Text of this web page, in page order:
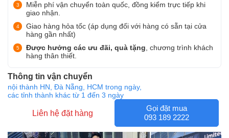
Miễn phí vận chuyển toàn quốc, đồng kiểm trực tiếp khi
giao nhận.
Giao hàng hỏa tốc (áp dụng đối với hàng có sẵn tại cửa
hàng gần nhất)
Được hưởng các ưu đãi, quà tặng , chương trình khách
hàng thân thiết.
Thông tin vận chuyển
nội thành HN, Đà Nẵng, HCM trong ngày,
các tỉnh thành khác từ 1 đến 3 ngày
Liên hệ đặt hàng
Gọi đặt mua
093 189 2222